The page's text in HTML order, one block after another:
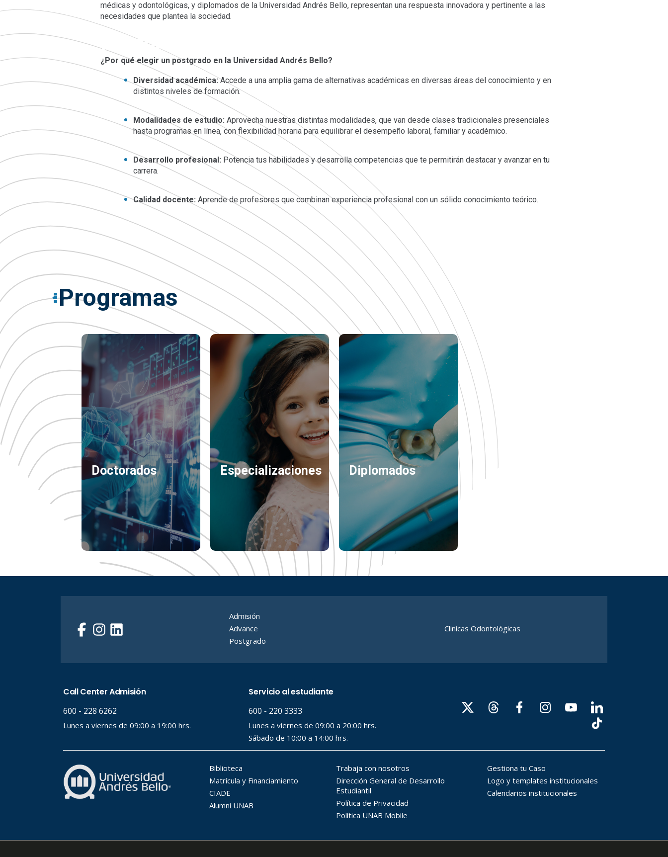
médicas y odontológicas, y diplomados de la Universidad Andrés Bello, representan una respuesta innovadora y pertinente a las
necesidades que plantea la sociedad.
Postgrados y Educación Continua
¿Por qué elegir un postgrado en la Universidad Andrés Bello?
Diversidad académica:Accede a una amplia gama de alternativas académicas en diversas áreas del conocimiento y en
distintos niveles de formación.
Modalidades de estudio: Aprovecha nuestras distintas modalidades, que van desde clases tradicionales presenciales
hasta programas en línea, con flexibilidad horaria para equilibrar el desempeño laboral, familiar y académico.
Desarrollo profesional: Potencia tus habilidades y desarrolla competencias que te permitirán destacar y avanzar en tu
carrera.
Calidad docente: Aprende de profesores que combinan experiencia profesional con un sólido conocimiento teórico.
Programas
Doctorados Especializaciones Diplomados